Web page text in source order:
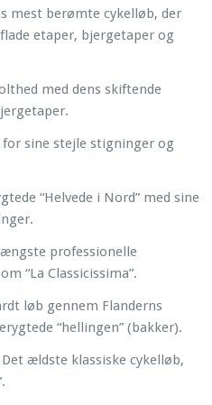
mest berømte cykelløb, der
etaper, bjergetaper og
med dens skiftende
for sine stejle stigninger og
“Helvede i Nord” med sine
professionelle
“La Classicissima”.
løb gennem Flanderns
“hellingen” (bakker).
Det ældste klassiske cykelløb,